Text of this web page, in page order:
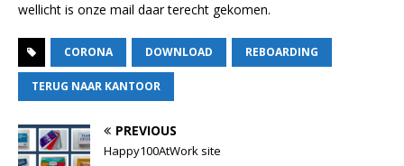
wellicht is onze mail daar terecht gekomen.
CORONA DOWNLOAD REBOARDING
TERUG NAAR KANTOOR
PREVIOUS
Happy100AtWork site